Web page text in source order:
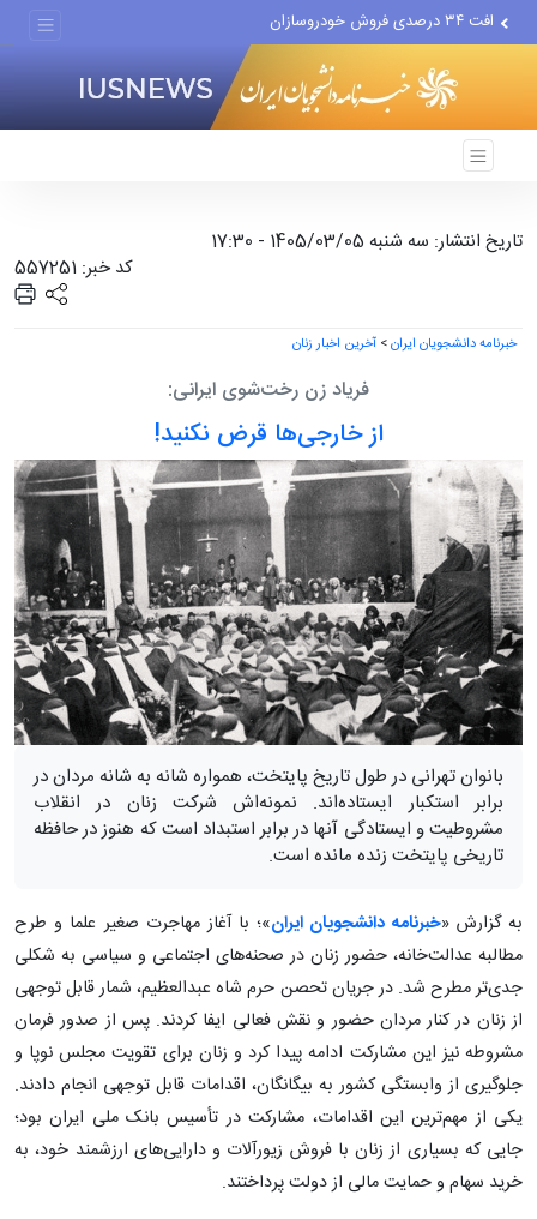
افت ۳۴ درصدی فروش خودروسازان
علل مرگ زنان در ایران
اعتراف رسانه‌های خارجی به...
تاریخ انتشار: سه شنبه 1405/03/05 - 17:30
کد خبر: 557251
خبرنامه دانشجویان ایران> آخرین اخبار زنان
فریاد زن رخت‌شوی ایرانی:
از خارجی‌ها قرض نکنید!
بانوان تهرانی در طول تاریخ پایتخت، همواره شانه به شانه مردان در
برابر استکبار ایستاده‌اند. نمونه‌اش شرکت زنان در انقلاب
مشروطیت و ایستادگی آنها در برابر استبداد است که هنوز در حافظه
تاریخی پایتخت زنده مانده است.
به گزارش «خبرنامه دانشجویان ایران»؛ با آغاز مهاجرت صغیر علما و طرح
مطالبه عدالت‌خانه، حضور زنان در صحنه‌های اجتماعی و سیاسی به شکلی
جدی‌تر مطرح شد. در جریان تحصن حرم شاه عبدالعظیم، شمار قابل توجهی
از زنان در کنار مردان حضور و نقش فعالی ایفا کردند. پس از صدور فرمان
مشروطه نیز این مشارکت ادامه پیدا کرد و زنان برای تقویت مجلس نوپا و
جلوگیری از وابستگی کشور به بیگانگان، اقدامات قابل توجهی انجام دادند.
یکی از مهم‌ترین این اقدامات، مشارکت در تأسیس بانک ملی ایران بود؛
جایی که بسیاری از زنان با فروش زیورآلات و دارایی‌های ارزشمند خود، به
خرید سهام و حمایت مالی از دولت پرداختند.